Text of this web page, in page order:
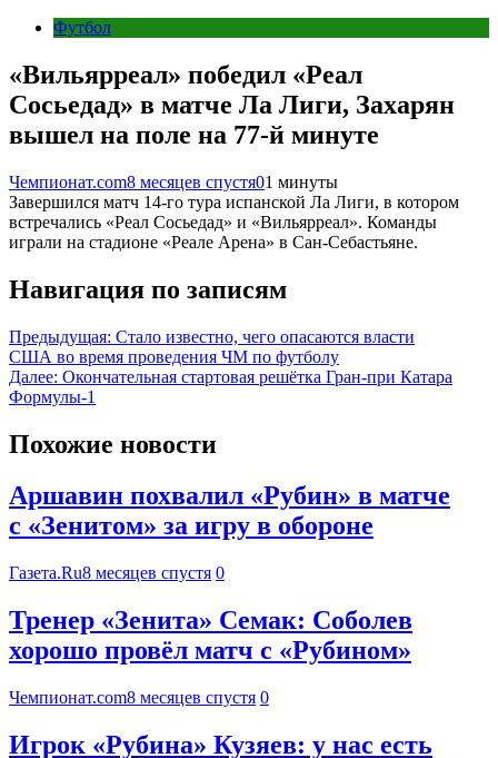
Футбол
«Вильярреал» победил «Реал
Сосьедад» в матче Ла Лиги, Захарян
вышел на поле на 77-й минуте
Чемпионат.com8 месяцев спустя01 минуты
Завершился матч 14-го тура испанской Ла Лиги, в котором
встречались «Реал Сосьедад» и «Вильярреал». Команды
играли на стадионе «Реале Арена» в Сан-Себастьяне.
Навигация по записям
Предыдущая: Стало известно, чего опасаются власти
США во время проведения ЧМ по футболу
Далее: Окончательная стартовая решётка Гран-при Катара
Формулы-1
Похожие новости
Аршавин похвалил «Рубин» в матче
с «Зенитом» за игру в обороне
Газета.Ru8 месяцев спустя 0
Тренер «Зенита» Семак: Соболев
хорошо провёл матч с «Рубином»
Чемпионат.com8 месяцев спустя 0
Игрок «Рубина» Кузяев: у нас есть